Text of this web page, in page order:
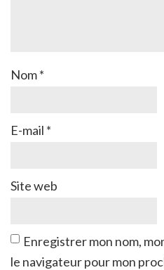
Nom*
E-mail *
Site web
Enregistrer mon nom,
le navigateur pour mon